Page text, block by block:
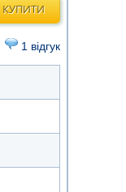
КУПИТИ
1 відгук